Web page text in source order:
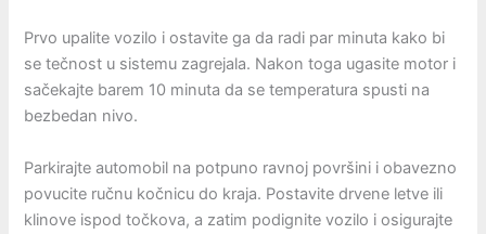
Prvo upalite vozilo i ostavite ga da radi par minuta kako bi
se tečnost u sistemu zagrejala. Nakon toga ugasite motor i
sačekajte barem 10 minuta da se temperatura spusti na
bezbedan nivo.
Parkirajte automobil na potpuno ravnoj površini i obavezno
povucite ručnu kočnicu do kraja. Postavite drvene letve ili
klinove ispod točkova, a zatim podignite vozilo i osigurajte